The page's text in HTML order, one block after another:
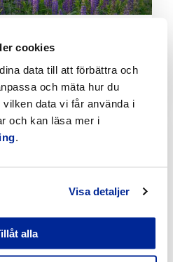
cookies
data till att förbättra och
och mäta hur du
data vi får använda i
och kan läsa mer i
Visa detaljer
alla
växter fortskrider